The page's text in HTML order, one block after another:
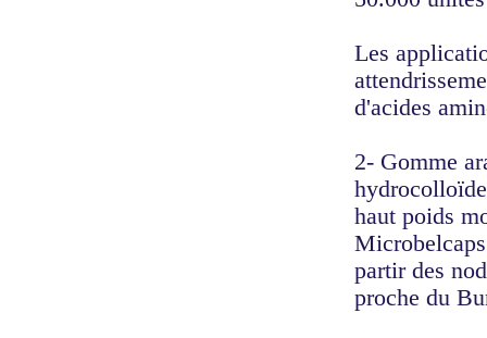
Les
d'acides
2- Gomme
haut poids
partir des
proche du